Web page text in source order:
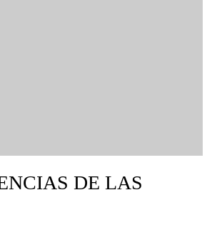
DE LAS